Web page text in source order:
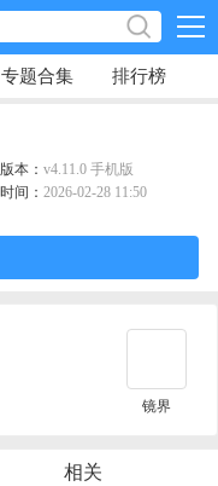
专题合集 排行榜
版本： v4.11.0 手机版
时间： 2026-02-28 11:50
镜界
相关